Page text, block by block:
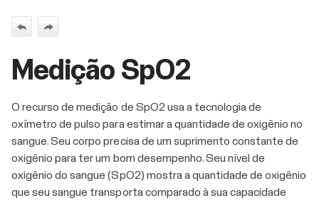
Medição SpO2
O recurso de medição de SpO2 usa a tecnologia de
oxímetro de pulso para estimar a quantidade de oxigênio no
sangue. Seu corpo precisa de um suprimento constante de
oxigênio para ter um bom desempenho. Seu nível de
oxigênio do sangue (SpO2) mostra a quantidade de oxigênio
que seu sangue transporta comparado à sua capacidade